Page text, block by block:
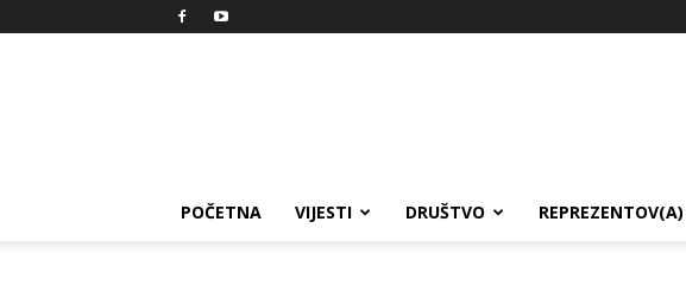
POČETNA VIJESTI DRUŠTVO REPREZENTOV(A)